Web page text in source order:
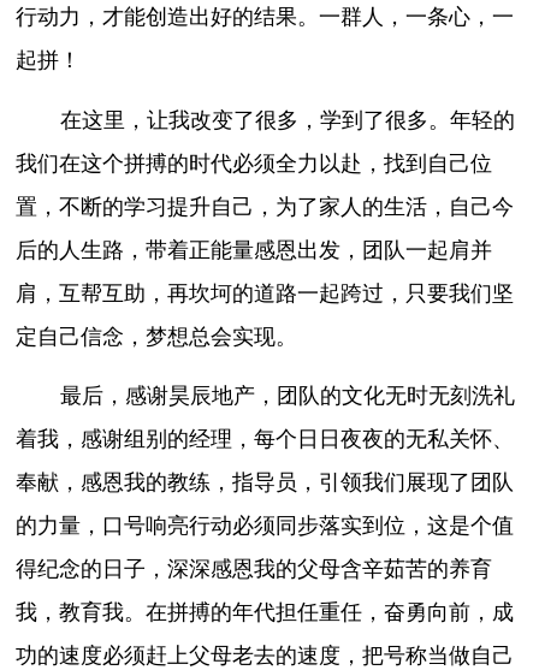
行动力，才能创造出好的结果。一群人，一条心，一
起拼！
在这里，让我改变了很多，学到了很多。年轻的
我们在这个拼搏的时代必须全力以赴，找到自己位
置，不断的学习提升自己，为了家人的生活，自己今
后的人生路，带着正能量感恩出发，团队一起肩并
肩，互帮互助，再坎坷的道路一起跨过，只要我们坚
定自己信念，梦想总会实现。
最后，感谢昊辰地产，团队的文化无时无刻洗礼
着我，感谢组别的经理，每个日日夜夜的无私关怀、
奉献，感恩我的教练，指导员，引领我们展现了团队
的力量，口号响亮行动必须同步落实到位，这是个值
得纪念的日子，深深感恩我的父母含辛茹苦的养育
我，教育我。在拼搏的年代担任重任，奋勇向前，成
功的速度必须赶上父母老去的速度，把号称当做自己